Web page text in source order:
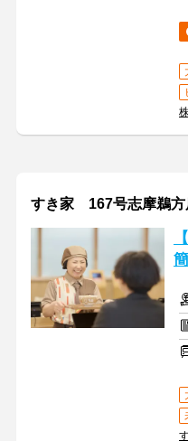
すき家 167号志摩鵜方